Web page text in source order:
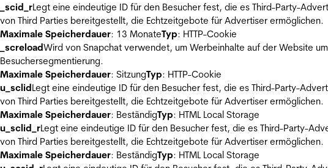
_scid_rLegt eine eindeutige ID für den Besucher fest, die es Third-Party-
von Third Parties bereitgestellt, die Echtzeitgebote für Advertiser ermöglichen.
Maximale Speicherdauer: 13 MonateTyp: HTTP-Cookie
_screloadWird von Snapchat verwendet, um Werbeinhalte auf der Website
Besuchersegmentierung.
Maximale Speicherdauer: SitzungTyp: HTTP-Cookie
u_sclidLegt eine eindeutige ID für den Besucher fest, die es Third-Party-
von Third Parties bereitgestellt, die Echtzeitgebote für Advertiser ermöglichen.
Maximale Speicherdauer: BeständigTyp: HTML Local Storage
u_sclid_rLegt eine eindeutige ID für den Besucher fest, die es Third-Party-
von Third Parties bereitgestellt, die Echtzeitgebote für Advertiser ermöglichen.
Maximale Speicherdauer: BeständigTyp: HTML Local Storage